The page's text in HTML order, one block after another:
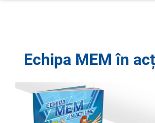
Echipa MEM în